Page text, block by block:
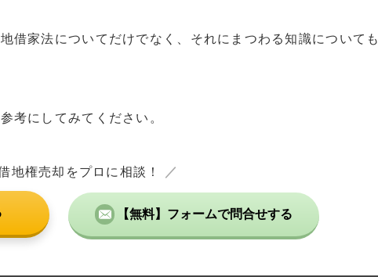
借家法についてだけでなく、それにまつわる知識についても
考にしてみてください。
地権売却をプロに相談！ ／
【無料】フォームで問合せする